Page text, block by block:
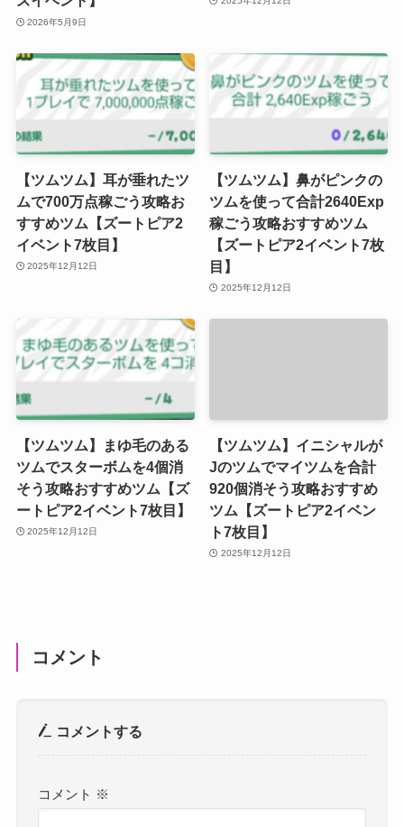
2026年5月9日
【ツムツム】耳が垂れたツ
ムで700万点稼ごう攻略お
すすめツム【ズートピア2
イベント7枚目】
2025年12月12日
【ツムツム】鼻がピンクの
ツムを使って合計2640Exp
稼ごう攻略おすすめツム
【ズートピア2イベント7枚
目】
2025年12月12日
【ツムツム】まゆ毛のある
ツムでスターボムを4個消
そう攻略おすすめツム【ズ
ートピア2イベント7枚目】
2025年12月12日
【ツムツム】イニシャルが
Jのツムでマイツムを合計
920個消そう攻略おすすめ
ツム【ズートピア2イベン
ト7枚目】
2025年12月12日
コメント
コメントする
コメント ※